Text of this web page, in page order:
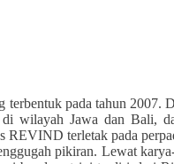
pada tahun 2007.
wilayah Jawa dan Bali,
REVIND terletak pada
pikiran. Lewat